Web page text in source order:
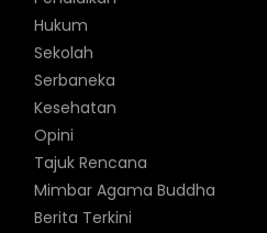
Hukum
Sekolah
Serbaneka
Kesehatan
Opini
Tajuk Rencana
Mimbar Agama Buddha
Berita Terkini